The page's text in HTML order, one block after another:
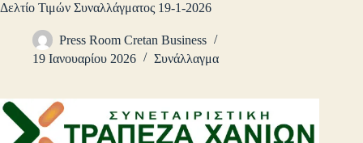
Δελτίο Τιμών Συναλλάγματος 19-1-2026
Press Room Cretan Business
19 Ιανουαρίου 2026
Συνάλλαγμα